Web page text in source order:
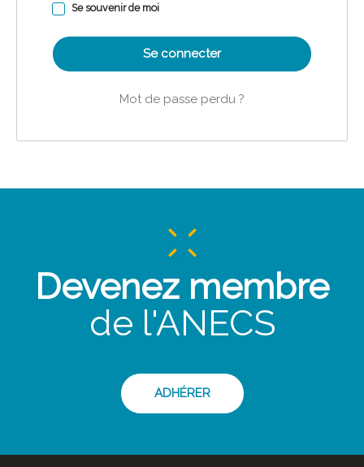
Se souvenir de moi
Se connecter
Mot de passe perdu ?
Devenez membre
de l'ANECS
ADHÉRER